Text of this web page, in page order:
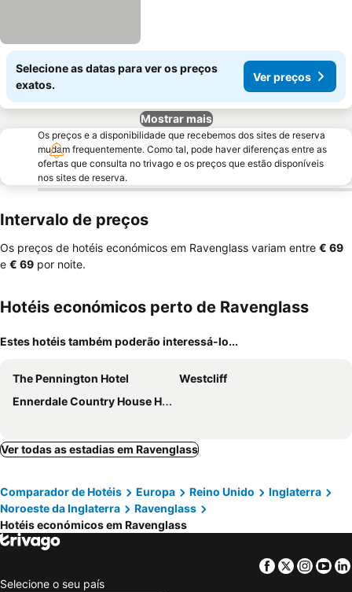
Selecione as datas para ver os preços
exatos.
Ver preços
Mostrar mais
Os preços e a disponibilidade que recebemos dos sites de reserva
mudam frequentemente. Como tal, pode haver diferenças entre as
ofertas que consulta no trivago e os preços que estão disponíveis
nos sites de reserva.
Intervalo de preços
Os preços de hotéis económicos em Ravenglass variam entre ‎€ 69
e ‎€ 69 por noite.
Hotéis económicos perto de Ravenglass
Estes hotéis também poderão interessá-lo...
The Pennington Hotel
Westcliff
Ennerdale Country House Hotel
Ver todas as estadias em Ravenglass
Comparador de Hotéis Europa Reino Unido
Inglaterra
Noroeste da Inglaterra
Ravenglass
Hotéis económicos em Ravenglass
Facebook
Twitter
Selecione o seu país